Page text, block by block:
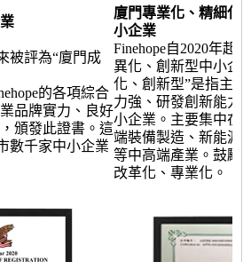
廈門專業化、精細化
小企業
被評為“廈門成
的各項綜合
品牌實力、良好
頒發此證書。這
數千家中小企業
Finehope自2020年起
異化、創新型中小企
化、創新型”是指主
力強、研發創新能力
小企業。主要集中在
端裝備製造、新能源
等中高端產業。鼓勵
改革化、專業化。